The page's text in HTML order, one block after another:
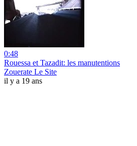
0:48
Rouessa et Tazadit: les manutentions
Zouerate Le Site
il y a 19 ans